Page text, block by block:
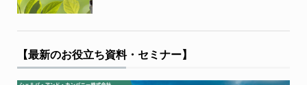
【最新のお役立ち資料・セミナー】